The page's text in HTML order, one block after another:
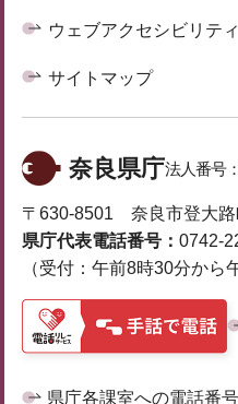
ウェブアクセシビリティ
サイトマップ
奈良県庁法人番号：
〒630-8501 奈良市登大路
県庁代表電話番号： 0742-
（受付：午前8時30分から
県庁各課室への電話番